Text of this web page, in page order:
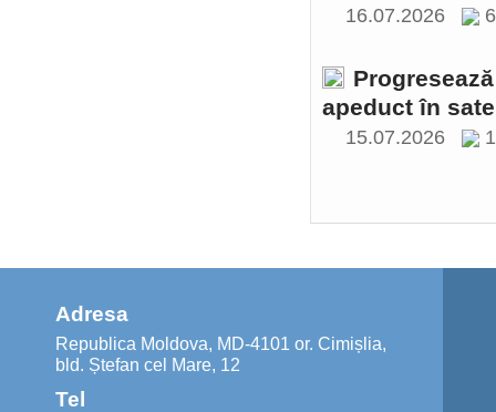
16.07.2026
apeduct în
15.07.2026
Adresa
Republica Moldova, MD-4101 or. Cimișlia,
bld. Ștefan cel Mare, 12
Tel